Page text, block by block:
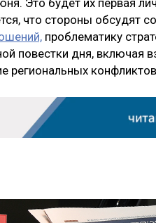
Это будет их первая
что стороны обсудят
проблематику
повестки дня, включая
региональных